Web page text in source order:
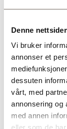
Denne
Vi bruker
annonser et
dessuten
vårt, med
annonsering og
med annen
3
1 ts
smak til)
1
1